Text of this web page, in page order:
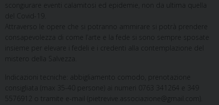
scongiurare eventi calamitosi ed epidemie, non da ultima quella
del Covid-19.
Attraverso le opere che si potranno ammirare si potrà prendere
consapevolezza di come l’arte e la fede si sono sempre sposate
insieme per elevare i fedeli e i credenti alla contemplazione del
mistero della Salvezza.
Indicazioni tecniche: abbigliamento comodo, prenotazione
consigliata (max 35-40 persone) ai numeri 0763 341264 e 349
5576912 o tramite e-mail (pietrevive.associazione@gmail.com).